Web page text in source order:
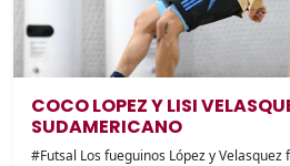
COCO LOPEZ Y LISI
SUDAMERICANO
#Futsal Los fueguinos López y